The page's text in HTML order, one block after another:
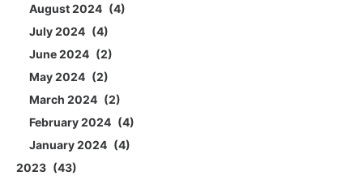
August 2024
4
July 2024
4
June 2024
2
May 2024
2
March 2024
2
February 2024
4
January 2024
4
2023
43